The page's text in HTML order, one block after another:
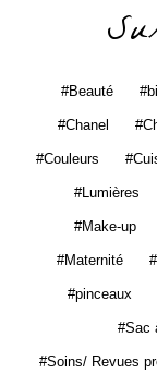
Beauté
Chanel
Couleurs
Lumières
Make-up
Maternité
pinceaux
Sac
Soins/ Revues